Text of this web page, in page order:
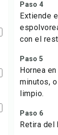
Paso 4
Extiende
con el
Paso 5
Hornea
minutos,
limpio.
Paso 6
Retira del